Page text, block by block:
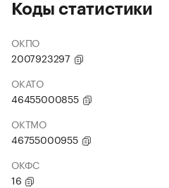
Коды статистики
ОКПО
2007923297
ОКАТО
46455000855
ОКТМО
46755000955
ОКФС
16